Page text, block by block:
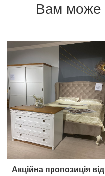
Вам може
Акційна пропозиція від